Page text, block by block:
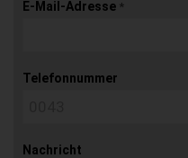
E-Mail-Adresse *
Telefonnummer
Nachricht